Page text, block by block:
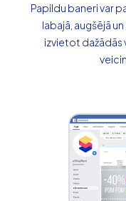
Papildu baneri var
labajā, augšējā
izvietot dažādās